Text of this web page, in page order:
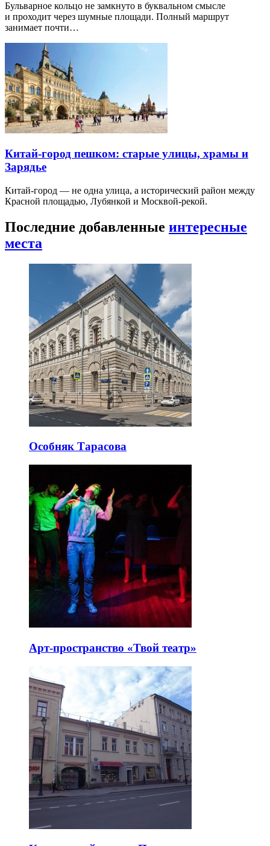
Бульварное кольцо не замкнуто в буквальном смысле
и проходит через шумные площади. Полный маршрут
занимает почти…
Китай-город пешком: старые улицы, храмы и
Зарядье
Китай-город — не одна улица, а исторический район между
Красной площадью, Лубянкой и Москвой-рекой.
Последние добавленные интересные
места
Особняк Тарасова
Арт-пространство «Твой театр»